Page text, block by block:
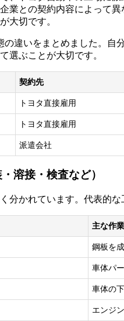
業との契約内容によって
大切です。
の違いをまとめました。自
選ぶことが大切です。
契約先
トヨタ直接雇用
トヨタ直接雇用
派遣会社
溶接・検査など）
分かれています。代表的な
主な作
鋼板を
車体パ
車体の
エンジ